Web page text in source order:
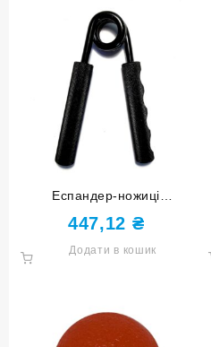
Еспандер-ножиці
навантаження 300 lb 300LB-
Ч
447,12 ₴
Додати в кошик